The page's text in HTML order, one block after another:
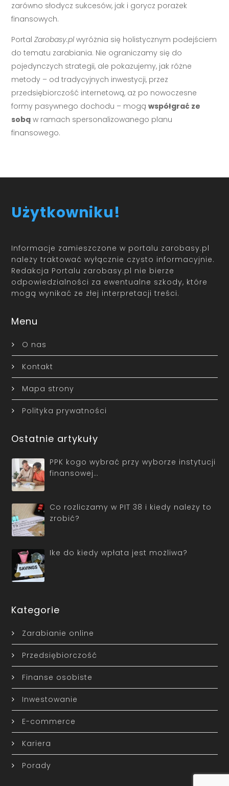
zarówno słodycz sukcesów, jak i gorycz porażek
finansowych.
PortalZarobasy.pl wyróżnia się holistycznym podejściem
do tematu zarabiania. Nie ograniczamy się do
pojedynczych strategii, ale pokazujemy, jak różne
metody – od tradycyjnych inwestycji, przez
przedsiębiorczość internetową, aż po nowoczesne
formy pasywnego dochodu – mogąwspółgrać ze
sobą w ramach spersonalizowanego planu
finansowego.
Użytkowniku!
Informacje zamieszczone w portalu zarobasy.pl
należy traktować wyłącznie czysto informacyjnie.
Redakcja Portalu zarobasy.pl nie bierze
odpowiedzialności za ewentualne szkody, które
mogą wynikać ze złej interpretacji treści.
Menu
O nas
Kontakt
Mapa strony
Polityka prywatności
Ostatnie artykuły
PPK kogo wybrać przy wyborze instytucji
finansowej…
Co rozliczamy w PIT 38 i kiedy należy to
zrobić?
Ike do kiedy wpłata jest możliwa?
Kategorie
Zarabianie online
Przedsiębiorczość
Finanse osobiste
Inwestowanie
E-commerce
Kariera
Porady